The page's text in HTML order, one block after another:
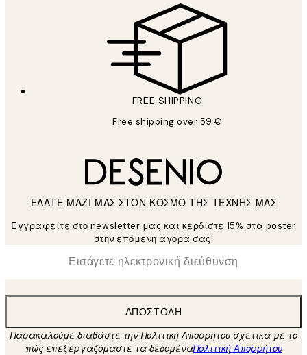
FREE SHIPPING
Free shipping over 59 €
ΕΛΑΤΕ ΜΑΖΙ ΜΑΣ ΣΤΟΝ ΚΟΣΜΟ ΤΗΣ ΤΕΧΝΗΣ ΜΑΣ
Εγγραφείτε στο newsletter μας και κερδίστε 15% στα poster
στην επόμενη αγορά σας!
Ηλεκτρονική Διεύθυνση
ΑΠΟΣΤΟΛΉ
Παρακαλούμε διαβάστε την Πολιτική Απορρήτου σχετικά με το
πώς επεξεργαζόμαστε τα δεδομέναΠολιτική Απορρήτου